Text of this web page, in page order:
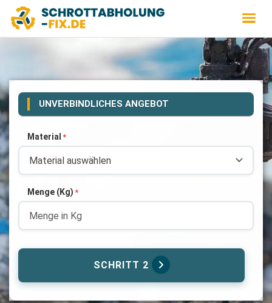
UNVERBINDLICHES ANGEBOT
Material *
Menge (Kg) *
SCHRITT 2